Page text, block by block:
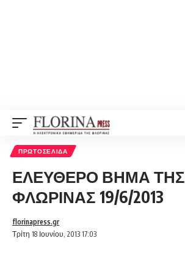
ΠΡΩΤΟΣΈΛΙΔΑ
ΕΛΕΥΘΕΡΟ ΒΗΜΑ ΤΗΣ
ΦΛΩΡΙΝΑΣ 19/6/2013
Τρίτη 18 Ιουνίου, 2013 17:03
florinapress.gr